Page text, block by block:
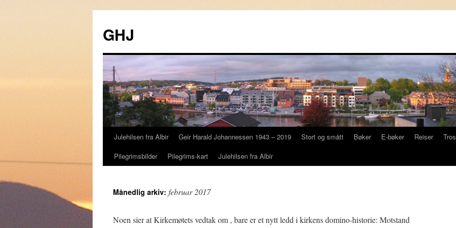
GHJ
Hopp
Julehilsen fra Albir Geir Harald Johannessen 1943 – 2019 Stort og smått Bøker E-bøker Reiser
Pilegrimsbilder
Pilegrims-kart Julehilsen fra Albir
Månedlig arkiv: februar 2017
Noen sier at Kirkemøtets vedtak om , bare er et nytt ledd i kirkens domino-historie: Motstand